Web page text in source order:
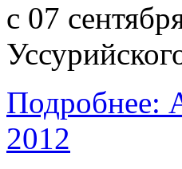
с 07
Подробнее:
2012